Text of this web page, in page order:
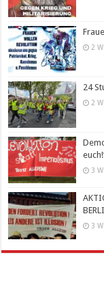
2
24
2
3
3